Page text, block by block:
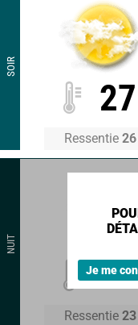
SOIR
27
Ressentie 26
NUIT
21
Ressentie 23
Je me